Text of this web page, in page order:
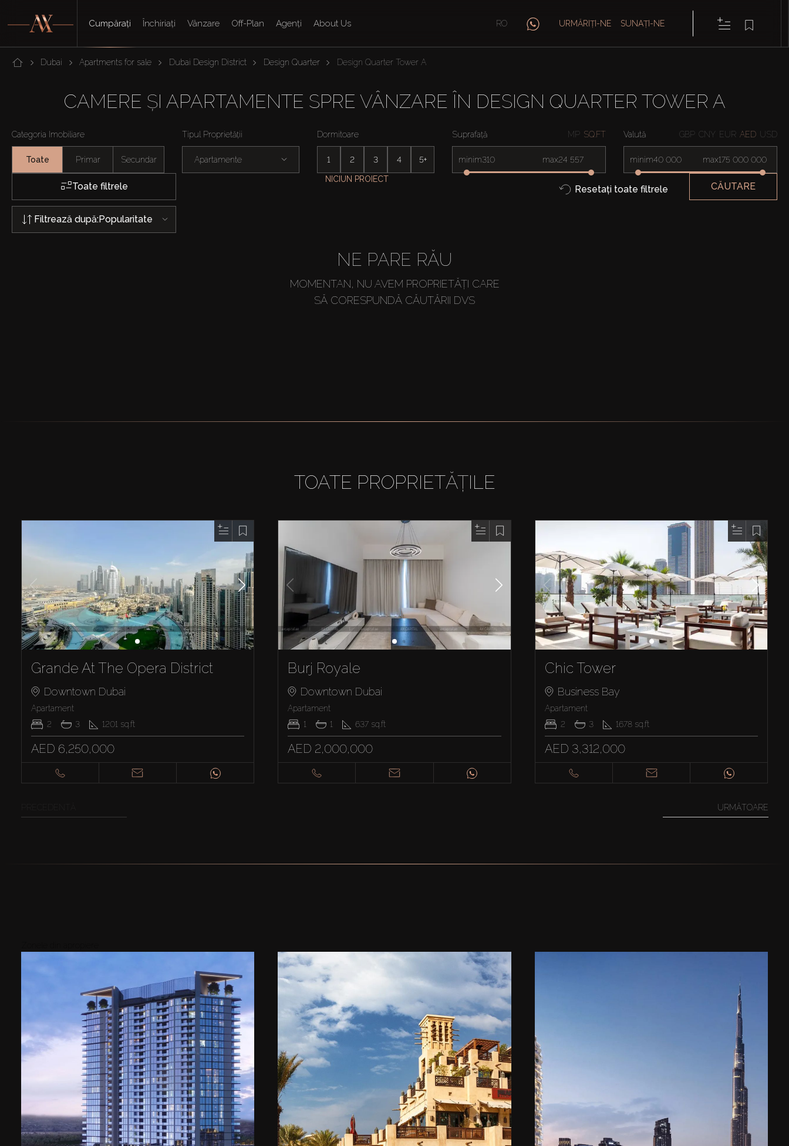
Cumpărați Închiriați Vânzare Off-Plan Agenți About Us RO URMĂRIȚI-NE SUNAȚI-NE
Dubai Apartments for sale Dubai Design District Design Quarter Design Quarter Tower A
CAMERE ȘI APARTAMENTE SPRE VÂNZARE ÎN DESIGN QUARTER TOWER A
Categoria Imobiliare
Toate Primar Secundar
Tipul Proprietății
Apartamente
Dormitoare
1 2 3 4 5+
Suprafață MP SQ.FT
minim max
Valută GBP CNY EUR AED USD
minim max
Toate filtrele
NICIUN PROIECT
Resetați toate filtrele CĂUTARE
Filtrează după:Popularitate
NE PARE RĂU
MOMENTAN, NU AVEM PROPRIETĂȚI CARE
SĂ CORESPUNDĂ CĂUTĂRII DVS
TOATE PROPRIETĂȚILE
Grande At The Opera District
Downtown Dubai
Apartament
2
3 1201 sq.ft
AED 6,250,000
Burj Royale
Downtown Dubai
Apartament
1
1 637 sq.ft
AED 2,000,000
Chic Tower
Business Bay
Apartament
2
3 1678 sq.ft
AED 3,312,000
URMĂTOARE